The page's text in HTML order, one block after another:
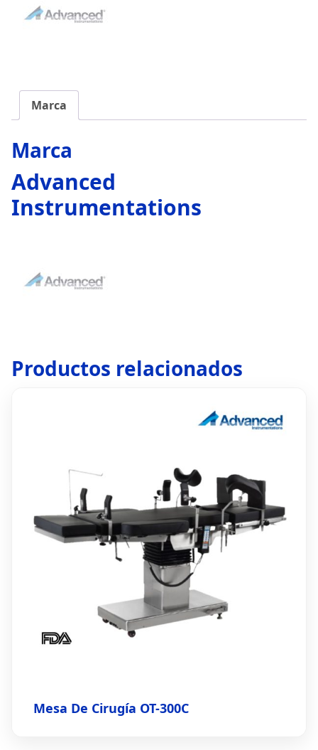
Marca
Marca
Advanced
Instrumentations
Productos relacionados
Mesa De Cirugía OT-300C